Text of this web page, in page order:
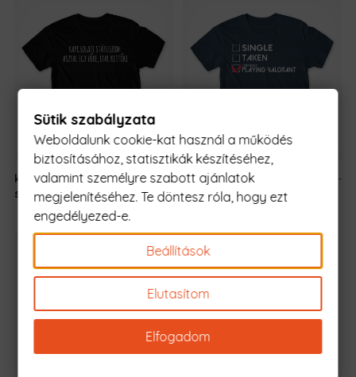
kapcsolati
státuszom
5990 Ft-
tól
Kapcsolati státusz -
Valorant
-
Sütik szabályzata
Weboldalunk cookie-kat használ a működés
biztosításához, statisztikák készítéséhez,
valamint személyre szabott ajánlatok
megjelenítéséhez. Te döntesz róla, hogy ezt
engedélyezed-e.
Beállítások
Elutasítom
Elfogadom